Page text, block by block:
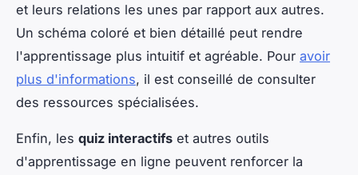
et leurs relations les unes par rapport aux autres.
Un schéma coloré et bien détaillé peut rendre
l'apprentissage plus intuitif et agréable. Pour avoir
plus d'informations, il est conseillé de consulter
des ressources spécialisées.
Enfin, les quiz interactifs et autres outils
d'apprentissage en ligne peuvent renforcer la